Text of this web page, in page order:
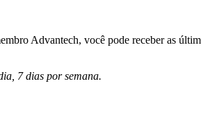
Advantech, você pode receber as
7 dias por semana.